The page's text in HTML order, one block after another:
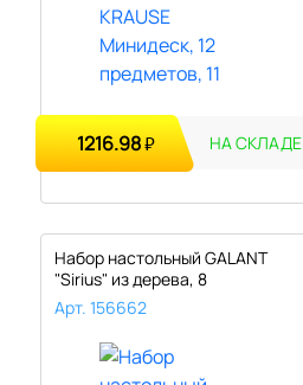
1216.98₽ НА СКЛАДЕ
Набор настольный GALANT
"Sirius" из дерева, 8
предметов..
Арт. 156662